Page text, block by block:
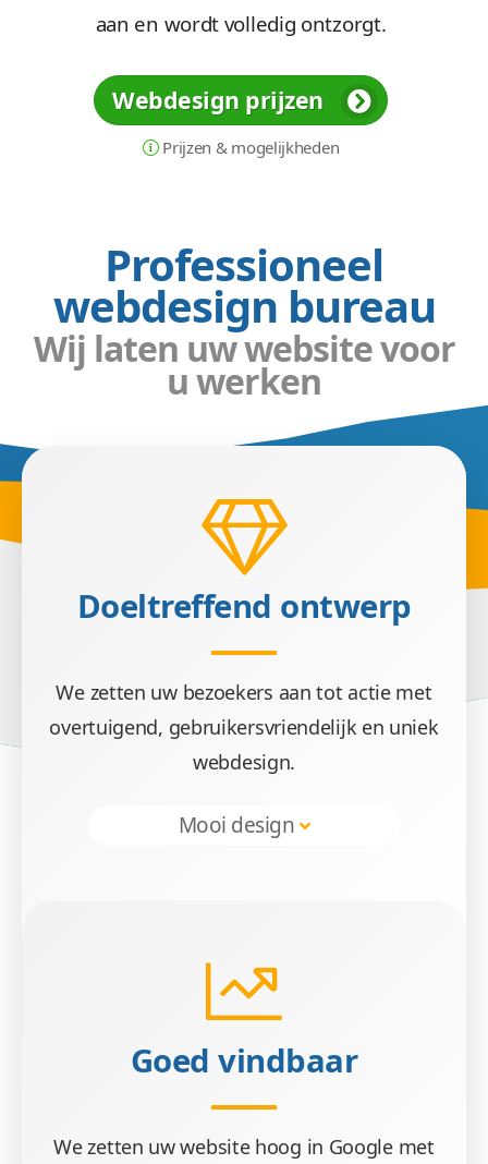
aan en wordt volledig ontzorgt.
Webdesign prijzen
Prijzen & mogelijkheden
Professioneel
webdesign bureau
Wij laten uw website voor
u werken
Doeltreffend ontwerp
We zetten uw bezoekers aan tot actie met
overtuigend, gebruikersvriendelijk en uniek
webdesign.
Mooi design
Goed vindbaar
We zetten uw website hoog in Google met
Wees gerust, alle gegevens zijn veilig. We maken